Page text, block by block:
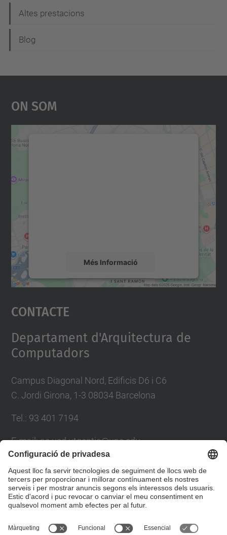
Altes prestacions
Blog
On Som
Més Informació
Accepta
powered by
Contacte
Departament d'Arquitectura de
Computadors
Campus Diagonal Nord, Edificis D6 i C6
C. Jordi Girona, 1-3 08034 Barcelona
Tel.: 93 401 7194
E-mail: ac.usd.utgcntic@upc.edu
Formulari de contacte